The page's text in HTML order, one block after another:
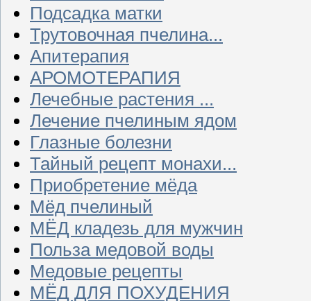
Подсадка матки
Трутовочная пчелина...
Апитерапия
АРОМОТЕРАПИЯ
Лечебные растения ...
Лечение пчелиным ядом
Глазные болезни
Тайный рецепт монахи...
Приобретение мёда
Мёд пчелиный
МЁД кладезь для мужчин
Польза медовой воды
Медовые рецепты
МЁД ДЛЯ ПОХУДЕНИЯ